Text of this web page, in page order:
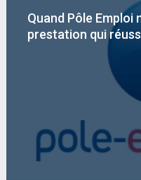
Quand Pôle Emploi
prestation qui